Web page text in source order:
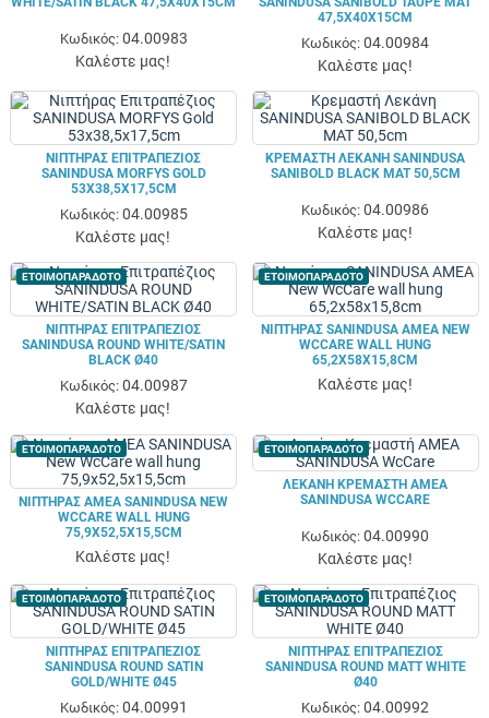
Κωδικός: 04.00983
Καλέστε μας!
47,5X40X15CM
Κωδικός:04.00984
Καλέστε μας!
ΝΙΠΤΉΡΑΣ ΕΠΙΤΡΑΠΈΖΙΟΣ
SANINDUSA MORFYS GOLD
53X38,5X17,5CM
Κωδικός: 04.00985
Καλέστε μας!
ΚΡΕΜΑΣΤΉ ΛΕΚΆΝΗ SANINDUSA
SANIBOLD BLACK MAT 50,5CM
Κωδικός:04.00986
Καλέστε μας!
ΕΤΟΙΜΟΠΑΡΑΔΟΤΟ
ΝΙΠΤΉΡΑΣ ΕΠΙΤΡΑΠΈΖΙΟΣ
SANINDUSA ROUND WHITE/SATIN
BLACK Ø40
Κωδικός: 04.00987
Καλέστε μας!
ΕΤΟΙΜΟΠΑΡΑΔΟΤΟ
ΝΙΠΤΉΡΑΣ SANINDUSA ΑΜΕΑ NEW
WCCARE WALL HUNG
65,2X58X15,8CM
Καλέστε μας!
ΕΤΟΙΜΟΠΑΡΑΔΟΤΟ
ΝΙΠΤΉΡΑΣ ΑΜΕΑ SANINDUSA NEW
WCCARE WALL HUNG
75,9X52,5X15,5CM
Καλέστε μας!
ΕΤΟΙΜΟΠΑΡΑΔΟΤΟ
ΛΕΚΆΝΗ ΚΡΕΜΑΣΤΉ ΑΜΕΑ
SANINDUSA WCCARE
Κωδικός:04.00990
Καλέστε μας!
ΕΤΟΙΜΟΠΑΡΑΔΟΤΟ
ΝΙΠΤΉΡΑΣ ΕΠΙΤΡΑΠΈΖΙΟΣ
SANINDUSA ROUND SATIN
GOLD/WHITE Ø45
Κωδικός: 04.00991
ΕΤΟΙΜΟΠΑΡΑΔΟΤΟ
ΝΙΠΤΉΡΑΣ ΕΠΙΤΡΑΠΈΖΙΟΣ
SANINDUSA ROUND MATT WHITE
Ø40
Κωδικός:04.00992